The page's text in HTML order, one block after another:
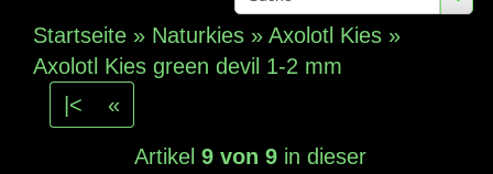
Startseite » Naturkies » Axolotl Kies »
Axolotl Kies green devil 1-2 mm
|<
«
Artikel9 von 9 in dieser